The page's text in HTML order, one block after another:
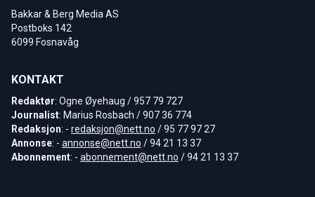
Bakkar & Berg Media AS
Postboks 142
6099 Fosnavåg
KONTAKT
Redaktør: Ogne Øyehaug / 957 79 727
Journalist: Marius Rosbach / 907 36 774
Redaksjon: - redaksjon@nett.no / 95 77 97 27
Annonse: - annonse@nett.no / 94 21 13 37
Abonnement: - abonnement@nett.no / 94 21 13 37